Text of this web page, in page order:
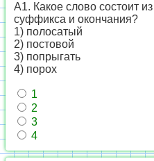
А1. Какое слово состоит
суффикса и окончания?
1) полосатый
2) постовой
3) попрыгать
4) порох
1
2
3
4